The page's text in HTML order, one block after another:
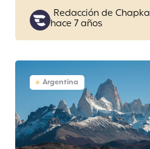
Posted
by
Redacción de Chapka
hace 7 años
Argentina